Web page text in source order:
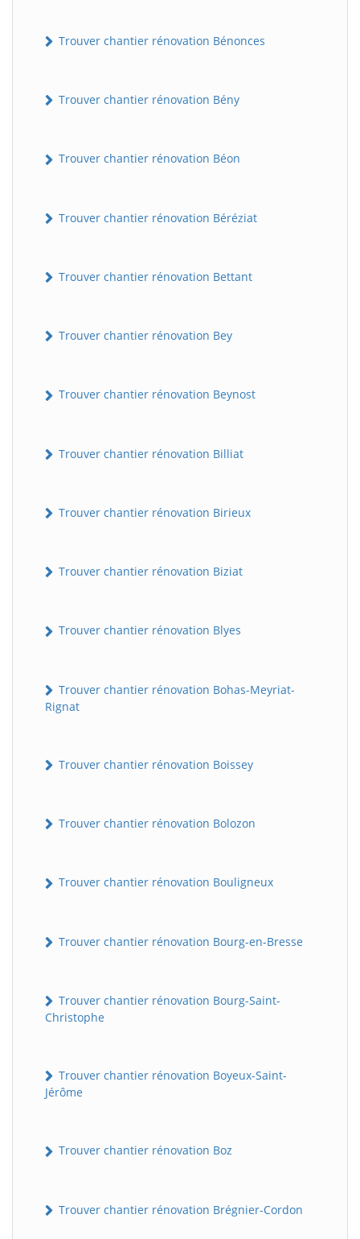
Trouver chantier rénovation Bénonces
Trouver chantier rénovation Bény
Trouver chantier rénovation Béon
Trouver chantier rénovation Béréziat
Trouver chantier rénovation Bettant
Trouver chantier rénovation Bey
Trouver chantier rénovation Beynost
Trouver chantier rénovation Billiat
Trouver chantier rénovation Birieux
Trouver chantier rénovation Biziat
Trouver chantier rénovation Blyes
Trouver chantier rénovation Bohas-Meyriat-
Rignat
Trouver chantier rénovation Boissey
Trouver chantier rénovation Bolozon
Trouver chantier rénovation Bouligneux
Trouver chantier rénovation Bourg-en-Bresse
Trouver chantier rénovation Bourg-Saint-
Christophe
Trouver chantier rénovation Boyeux-Saint-
Jérôme
Trouver chantier rénovation Boz
Trouver chantier rénovation Brégnier-Cordon